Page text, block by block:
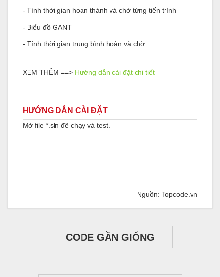
- Tính thời gian hoàn thành và chờ từng tiến trình
- Biểu đồ GANT
- Tính thời gian trung bình hoàn và chờ.
XEM THÊM ==> Hướng dẫn cài đặt chi tiết
HƯỚNG DẪN CÀI ĐẶT
Mở file *.sln để chạy và test.
Nguồn: Topcode.vn
CODE GẦN GIỐNG